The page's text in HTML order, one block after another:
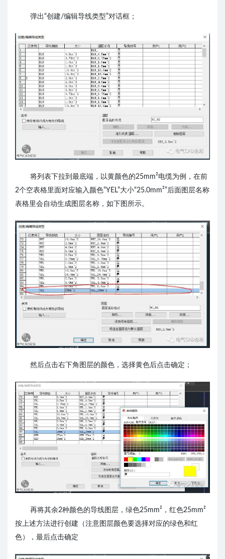
弹出“创建/编辑导线类型”对话框；
将列表下拉到最底端，以黄颜色的25mm²电缆为例，在前
2个空表格里面对应输入颜色“YEL”大小“25.0mm²”后面图层名称
表格里会自动生成图层名称，如下图所示。
然后点击右下角图层的颜色，选择黄色后点击确定；
再将其余2种颜色的导线图层，绿色25mm²，红色25mm²
按上述方法进行创建（注意图层颜色要选择对应的绿色和红
色），最后点击确定